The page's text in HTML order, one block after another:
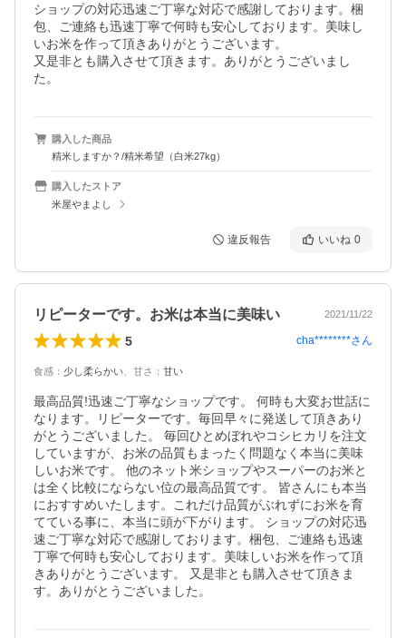
ショップの対応迅速ご丁寧な対応で感謝しております。梱
包、ご連絡も迅速丁寧で何時も安心しております。美味し
いお米を作って頂きありがとうございます。
又是非とも購入させて頂きます。ありがとうございまし
た。
購入した商品
精米しますか？/精米希望（白米27kg）
購入したストア
米屋やまよし
違反報告 いいね 0
リピーターです。お米は本当に美味い 2021/11/22
5 cha********さん
食感 ： 少し柔らかい 甘さ ： 甘い
最高品質!迅速ご丁寧なショップです。 何時も大変お世話に
なります。リピーターです。毎回早々に発送して頂きあり
がとうございました。 毎回ひとめぼれやコシヒカリを注文
していますが、お米の品質もまったく問題なく本当に美味
しいお米です。 他のネット米ショップやスーパーのお米と
は全く比較にならない位の最高品質です。 皆さんにも本当
におすすめいたします。これだけ品質がぶれずにお米を育
てている事に、本当に頭が下がります。 ショップの対応迅
速ご丁寧な対応で感謝しております。梱包、ご連絡も迅速
丁寧で何時も安心しております。美味しいお米を作って頂
きありがとうございます。 又是非とも購入させて頂きま
す。ありがとうございました。